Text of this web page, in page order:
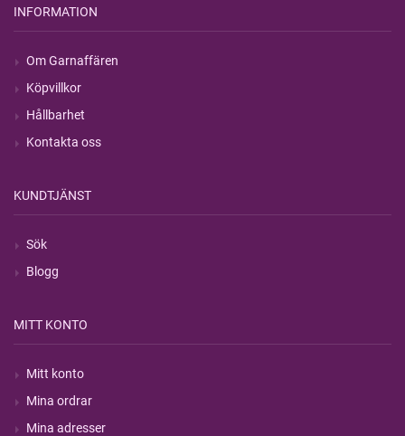
INFORMATION
Om Garnaffären
Köpvillkor
Hållbarhet
Kontakta oss
KUNDTJÄNST
Sök
Blogg
MITT KONTO
Mitt konto
Mina ordrar
Mina adresser